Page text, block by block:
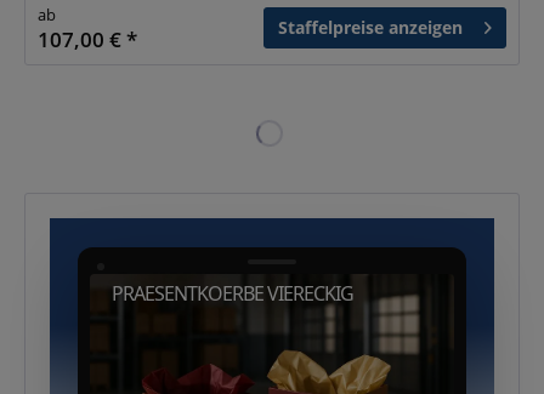
ab
107,00 € * Staffelpreise anzeigen
PRAESENTKOERBE VIERECKIG